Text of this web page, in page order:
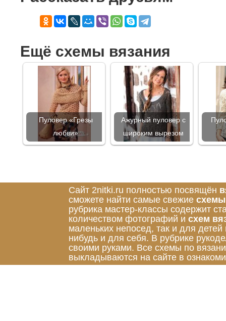
Ещё схемы вязания
Пуловер «Грезы
любви»
Ажурный пуловер с
широким вырезом
Сайт 2nitki.ru полностью посвящён
сможете найти самые свежие схемы
рубрика мастер-классы содержит
количеством фотографий и схем
маленьких непосед, так и для
нибудь и для себя. В рубрике
своими руками. Все схемы по
выкладываются на сайте в